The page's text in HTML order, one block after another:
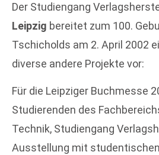
Der Studiengang
Leipzig bereitet zum 100.
Tschicholds am 2. April 2002
diverse andere Projekte vor:
Für die Leipziger Buchmesse
Studierenden des
Technik, Studiengang
Ausstellung mit